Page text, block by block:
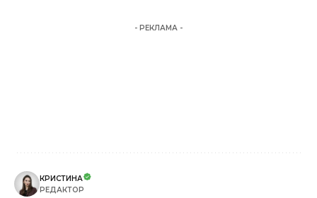
- РЕКЛАМА -
КРИСТИНА
РЕДАКТОР